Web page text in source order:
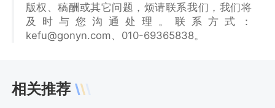
版权、稿酬或其它问题，烦请联系我们，我们将
及时与您沟通处理。联系方式：
kefu@gonyn.com、010-69365838。
相关推荐